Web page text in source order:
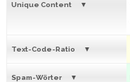
Unique Content
Text-Code-Ratio
Spam-Wörter